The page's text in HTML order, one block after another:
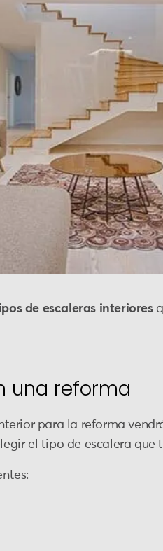
de escaleras interiores
una reforma
para la reforma
el tipo de escalera que